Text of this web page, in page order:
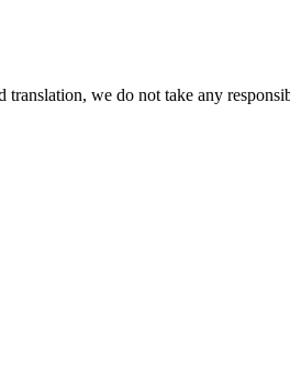
translation, we do not take any